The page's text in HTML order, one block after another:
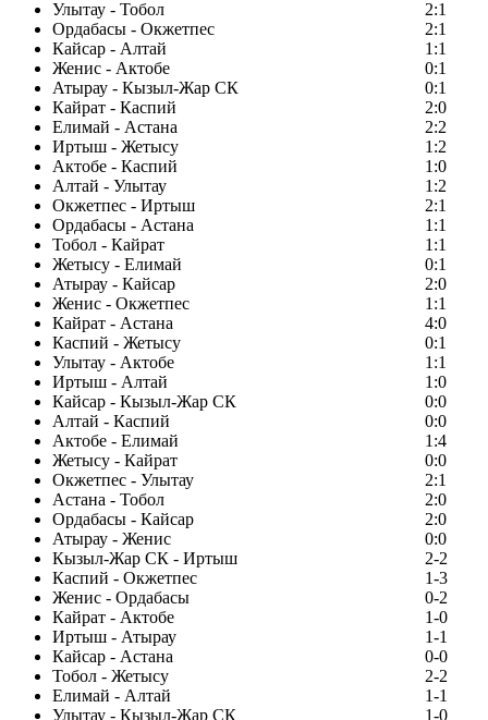
Улытау - Тобол
2:1
Ордабасы - Окжетпес
2:1
Кайсар - Алтай
1:1
Женис - Актобе
0:1
Атырау - Кызыл-Жар СК
0:1
Кайрат - Каспий
2:0
Елимай - Астана
2:2
Иртыш - Жетысу
1:2
Актобе - Каспий
1:0
Алтай - Улытау
1:2
Окжетпес - Иртыш
2:1
Ордабасы - Астана
1:1
Тобол - Кайрат
1:1
Жетысу - Елимай
0:1
Атырау - Кайсар
2:0
Женис - Окжетпес
1:1
Кайрат - Астана
4:0
Каспий - Жетысу
0:1
Улытау - Актобе
1:1
Иртыш - Алтай
1:0
Кайсар - Кызыл-Жар СК
0:0
Алтай - Каспий
0:0
Актобе - Елимай
1:4
Жетысу - Кайрат
0:0
Окжетпес - Улытау
2:1
Астана - Тобол
2:0
Ордабасы - Кайсар
2:0
Атырау - Женис
0:0
Кызыл-Жар СК - Иртыш
2-2
Каспий - Окжетпес
1-3
Женис - Ордабасы
0-2
Кайрат - Актобе
1-0
Иртыш - Атырау
1-1
Кайсар - Астана
0-0
Тобол - Жетысу
2-2
Елимай - Алтай
1-1
Улытау - Кызыл-Жар СК
1-0